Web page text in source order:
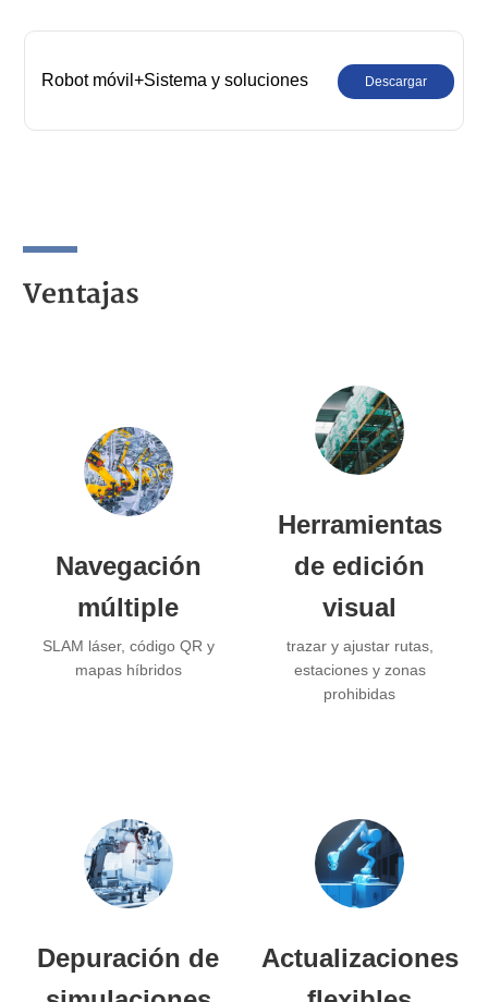
Robot móvil+Sistema y soluciones Descargar
Ventajas
Navegación
múltiple
SLAM láser, código QR y
mapas híbridos
Herramientas
de edición
visual
trazar y ajustar rutas,
estaciones y zonas
prohibidas
Depuración de
Actualizaciones